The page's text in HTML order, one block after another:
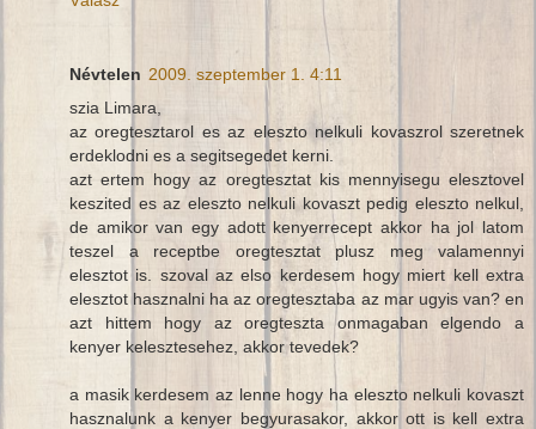
Névtelen 2009. szeptember 1. 4:11
szia Limara,
az oregtesztarol es az eleszto nelkuli kovaszrol szeretnek
erdeklodni es a segitsegedet kerni.
azt ertem hogy az oregtesztat kis mennyisegu elesztovel
keszited es az eleszto nelkuli kovaszt pedig eleszto nelkul,
de amikor van egy adott kenyerrecept akkor ha jol latom
teszel a receptbe oregtesztat plusz meg valamennyi
elesztot is. szoval az elso kerdesem hogy miert kell extra
elesztot hasznalni ha az oregtesztaba az mar ugyis van? en
azt hittem hogy az oregteszta onmagaban elgendo a
kenyer kelesztesehez, akkor tevedek?
a masik kerdesem az lenne hogy ha eleszto nelkuli kovaszt
hasznalunk a kenyer begyurasakor, akkor ott is kell extra